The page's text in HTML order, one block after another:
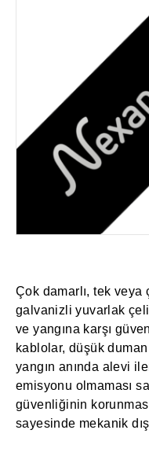
Çok damarlı, tek veya
galvanizli yuvarlak
ve yangına karşı
kablolar, düşük
yangın anında alevi
emisyonu olmaması
güvenliğinin
sayesinde mekanik dış